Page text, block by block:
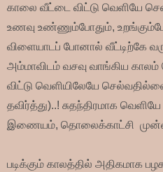
காலை வீட்டை விட்டு வெளியே
உணவு உண்ணும்போதும்,
விளையாடப் போனால் வீட்டிற்கே
அம்மாவிடம் வசவு வாங்கிய
விட்டு வெளியிலேயே
தவிர்த்து)..! சுதந்திரமாக
இணையம், தொலைக்காட்சி
படிக்கும் காலத்தில் அதிகமாக